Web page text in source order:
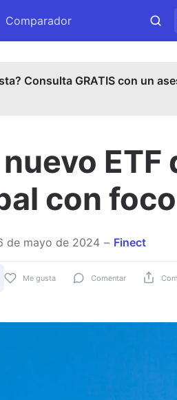
Comparador
Consulta GRATIS con un
ETF
con foco
de mayo de 2024 Finect
Me gusta Comentar